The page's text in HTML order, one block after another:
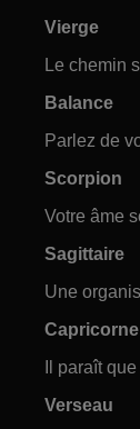
Vierge
Le chemin
Balance
Parlez de
Scorpion
Votre âme
Sagittaire
Une
Capricorne
Il paraît
Verseau